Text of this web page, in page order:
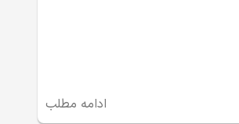
ادامه مطلب